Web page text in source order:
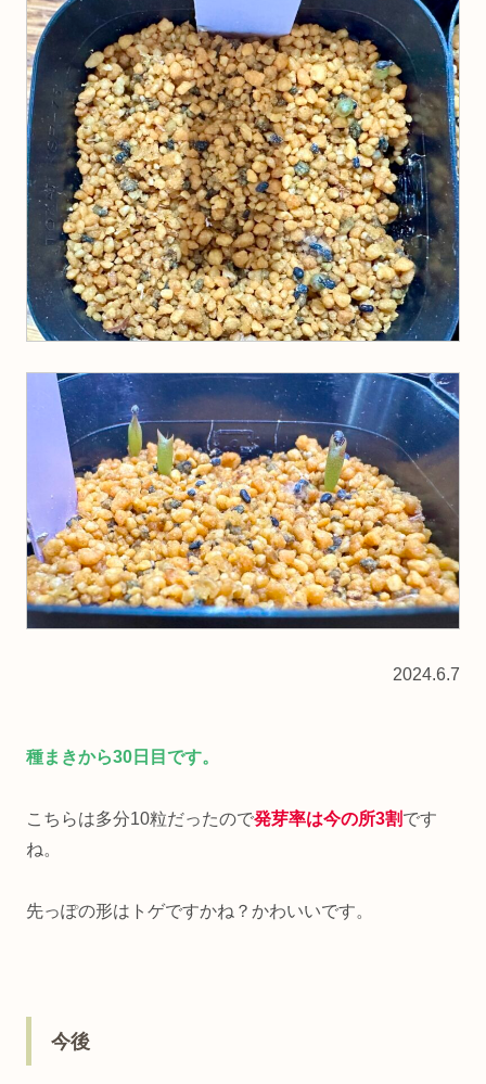
2024.6.7
種まきから30日目です。
こちらは多分10粒だったので発芽率は今の所3割です
ね。
先っぽの形はトゲですかね？かわいいです。
今後